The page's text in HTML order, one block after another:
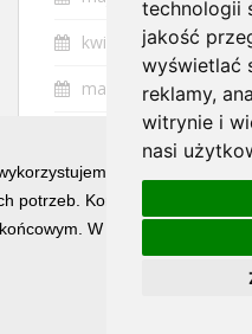
technologię
potrzeb. Korzystanie z
W każdym
technologii
jakość
wyświetlać
reklamy,
witrynie i
nasi
kwiecień 2015
marzec 2015
luty 2015
styczeń 2015